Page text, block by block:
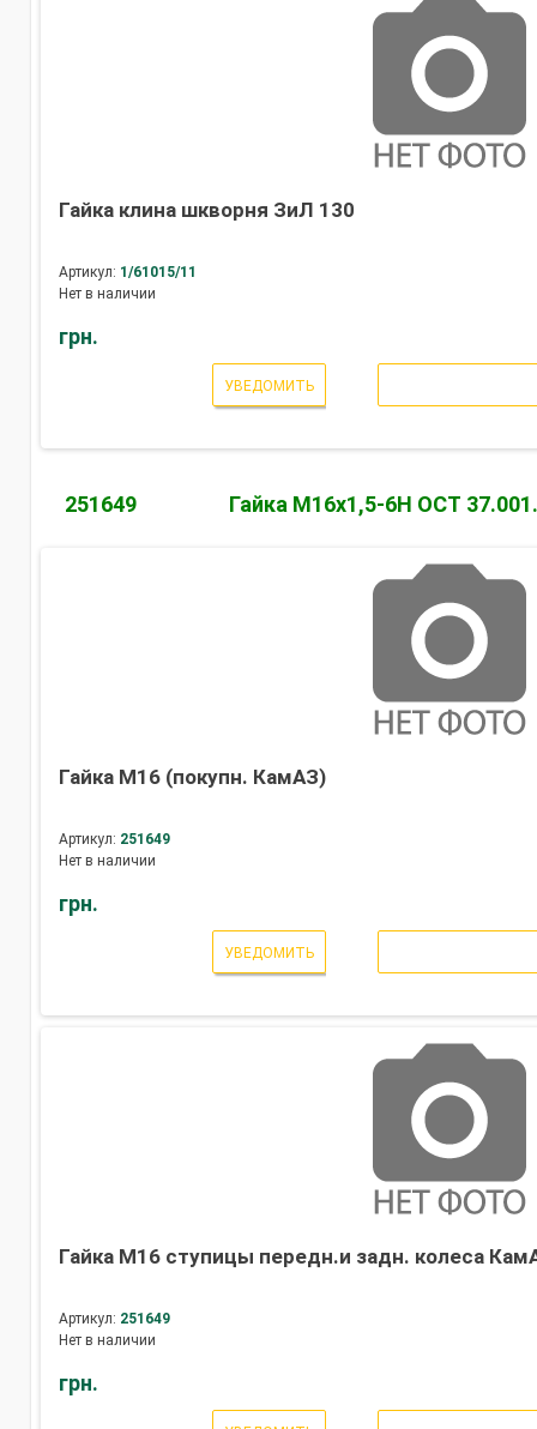
Гайка клина шкворня ЗиЛ 130
Артикул: 1/61015/11
Нет в наличии
грн.
УВЕДОМИТЬ
251649 Гайка М16х1,5-6Н ОСТ
Гайка М16 (покупн. КамАЗ)
Артикул: 251649
Нет в наличии
грн.
УВЕДОМИТЬ
Гайка М16 ступицы передн.и задн. колеса
Артикул: 251649
Нет в наличии
грн.